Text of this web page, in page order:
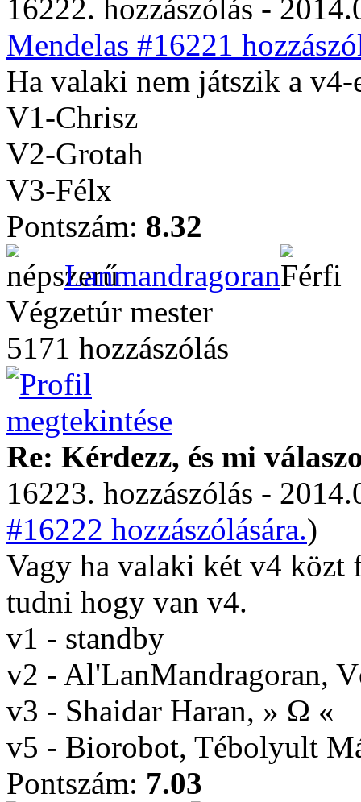
16222. hozzászólás -
Mendelas #16221
Ha valaki nem játszik a
V1-Chrisz
V2-Grotah
V3-Félx
Pontszám: 8.32
Lanmandragoran
Végzetúr mester
5171 hozzászólás
Re: Kérdezz, és mi
16223. hozzászólás -
#16222 hozzászólására.)
Vagy ha valaki két v4 közt
tudni hogy van v4.
v1 - standby
v2 - Al'LanMandragoran,
v3 - Shaidar Haran, » Ω «
v5 - Biorobot, Tébolyult
Pontszám: 7.03